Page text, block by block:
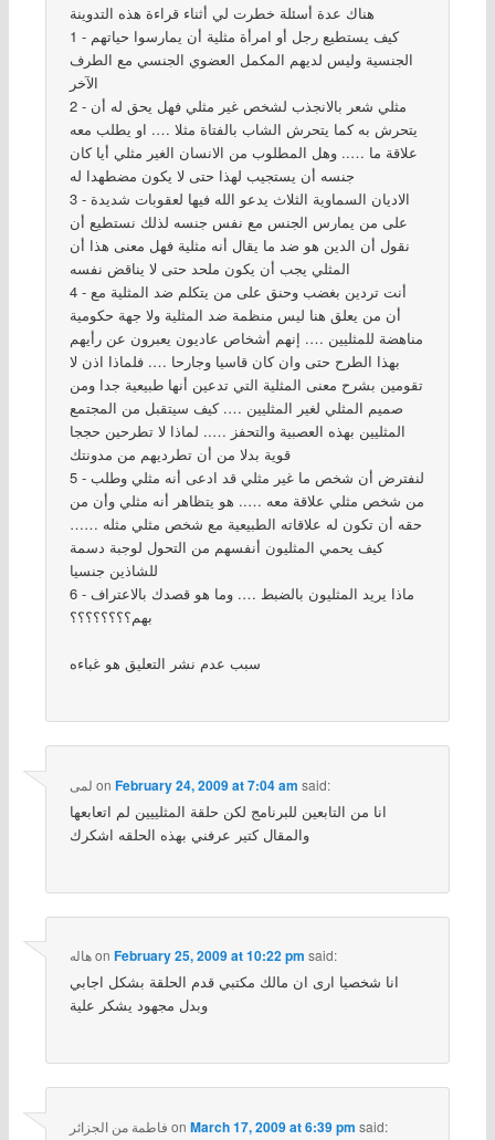
هناك عدة أسئلة خطرت لي أثناء قراءة هذه التدوينة
1 - كيف يستطيع رجل أو امرأة مثلية أن يمارسوا حياتهم
الجنسية وليس لديهم المكمل العضوي الجنسي مع الطرف
الآخر
2 - مثلي شعر بالانجذب لشخص غير مثلي فهل يحق له أن
يتحرش به كما يتحرش الشاب بالفتاة مثلا …. او يطلب معه
علاقة ما ….. وهل المطلوب من الانسان الغير مثلي أيا كان
جنسه أن يستجيب لهذا حتى لا يكون مضطهدا له
3 - الاديان السماوية الثلاث يدعو الله فيها لعقوبات شديدة
على من يمارس الجنس مع نفس جنسه لذلك نستطيع أن
نقول أن الدين هو ضد ما يقال أنه مثلية فهل معنى هذا أن
المثلي يجب أن يكون ملحد حتى لا يناقض نفسه
4 - أنت تردين بغضب وحنق على من يتكلم ضد المثلية مع
أن من يعلق هنا ليس منظمة ضد المثلية ولا جهة حكومية
مناهضة للمثليين …. إنهم أشخاص عاديون يعبرون عن رأيهم
بهذا الطرح حتى وان كان قاسيا وجارحا …. فلماذا اذن لا
تقومين بشرح معنى المثلية التي تدعين أنها طبيعية جدا ومن
صميم المثلي لغير المثليين …. كيف سيتقبل من المجتمع
المثليين بهذه العصبية والتحفز ….. لماذا لا تطرحين حججا
قوية بدلا من أن تطرديهم من مدونتك
5 - لنفترض أن شخص ما غير مثلي قد ادعى أنه مثلي وطلب
من شخص مثلي علاقة معه ….. هو يتظاهر أنه مثلي وأن من
حقه أن تكون له علاقاته الطبيعية مع شخص مثلي مثله ……
كيف يحمي المثليون أنفسهم من التحول لوجبة دسمة
للشاذين جنسيا
6 - ماذا يريد المثليون بالضبط …. وما هو قصدك بالاعتراف
بهم؟؟؟؟؟؟؟؟
سبب عدم نشر التعليق هو غباءه
لمى on February 24, 2009 at 7:04 am said:
انا من التابعين للبرنامج لكن حلقة المثلييين لم اتعابعها
والمقال كتير عرفني بهذه الحلقه اشكرك
هالهon February 25, 2009 at 10:22 pm said:
انا شخصيا ارى ان مالك مكتبي قدم الحلقة بشكل اجابي
وبدل مجهود يشكر علية
فاطمة من الجزائر on March 17, 2009 at 6:39 pm said: